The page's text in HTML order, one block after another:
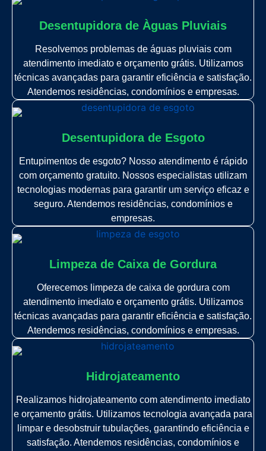
Desentupidora de Àguas Pluviais
Resolvemos problemas de águas pluviais com
atendimento imediato e orçamento grátis. Utilizamos
técnicas avançadas para garantir eficiência e satisfação.
Atendemos residências, condomínios e empresas.
Desentupidora de Esgoto
Entupimentos de esgoto? Nosso atendimento é rápido
com orçamento gratuito. Nossos especialistas utilizam
tecnologias modernas para garantir um serviço eficaz e
seguro. Atendemos residências, condomínios e
empresas.
Limpeza de Caixa de Gordura
Oferecemos limpeza de caixa de gordura com
atendimento imediato e orçamento grátis. Utilizamos
técnicas avançadas para garantir eficiência e satisfação.
Atendemos residências, condomínios e empresas.
Hidrojateamento
Realizamos hidrojateamento com atendimento imediato
e orçamento grátis. Utilizamos tecnologia avançada para
limpar e desobstruir tubulações, garantindo eficiência e
satisfação. Atendemos residências, condomínios e